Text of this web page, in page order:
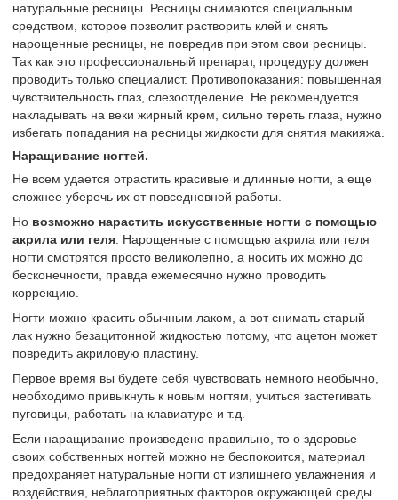
натуральные ресницы. Ресницы снимаются специальным
средством, которое позволит растворить клей и снять
нарощенные ресницы, не повредив при этом свои ресницы.
Так как это профессиональный препарат, процедуру должен
проводить только специалист. Противопоказания: повышенная
чувствительность глаз, слезоотделение. Не рекомендуется
накладывать на веки жирный крем, сильно тереть глаза, нужно
избегать попадания на ресницы жидкости для снятия макияжа.
Наращивание ногтей.
Не всем удается отрастить красивые и длинные ногти, а еще
сложнее уберечь их от повседневной работы.
Но возможно нарастить искусственные ногти с помощью
акрила или геля . Нарощенные с помощью акрила или геля
ногти смотрятся просто великолепно, а носить их можно до
бесконечности, правда ежемесячно нужно проводить
коррекцию.
Ногти можно красить обычным лаком, а вот снимать старый
лак нужно безацитонной жидкостью потому, что ацетон может
повредить акриловую пластину.
Первое время вы будете себя чувствовать немного необычно,
необходимо привыкнуть к новым ногтям, учиться застегивать
пуговицы, работать на клавиатуре и т.д.
Если наращивание произведено правильно, то о здоровье
своих собственных ногтей можно не беспокоится, материал
предохраняет натуральные ногти от излишнего увлажнения и
воздействия, неблагоприятных факторов окружающей среды.